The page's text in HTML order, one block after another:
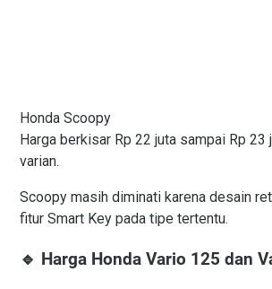
Honda Scoopy
Harga berkisar Rp 22 juta sampai Rp 23
varian.
Scoopy masih diminati karena desain
fitur Smart Key pada tipe tertentu.
🔹 Harga Honda Vario 125 dan